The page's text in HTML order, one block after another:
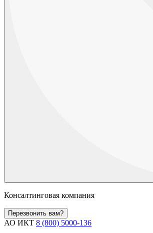
Консалтинговая компания
Перезвонить вам?
АО ИКТ 8 (800) 5000-136